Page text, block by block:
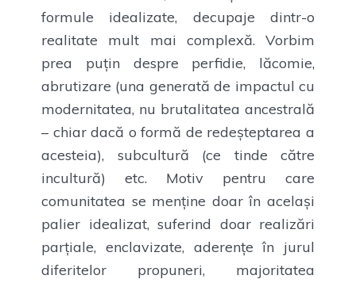
formule idealizate, decupaje dintr-o
realitate mult mai complexă. Vorbim
prea puțin despre perfidie, lăcomie,
abrutizare (una generată de impactul cu
modernitatea, nu brutalitatea ancestrală
– chiar dacă o formă de redeșteptarea a
acesteia), subcultură (ce tinde către
incultură) etc. Motiv pentru care
comunitatea se menține doar în același
palier idealizat, suferind doar realizări
parțiale, enclavizate, aderențe în jurul
diferitelor propuneri, majoritatea